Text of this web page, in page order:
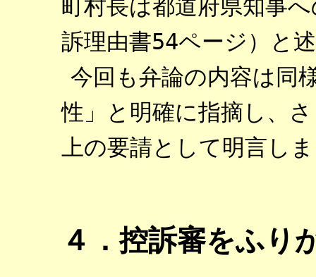
町村長は都道府県知事
訴理由書54ページ）と
今回も弁論の内容は同
性」と明確に指摘し、
上の要請として明言し
４．控訴審をふり